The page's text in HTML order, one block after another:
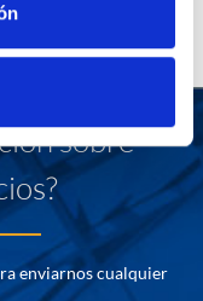
sobre
enviarnos cualquier